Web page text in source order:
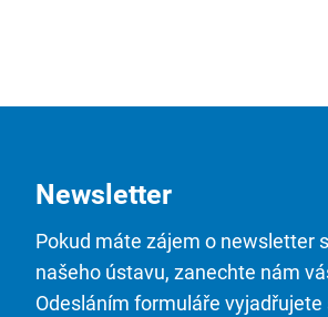
Newsletter
Pokud máte zájem o newsletter
našeho ústavu, zanechte nám
Odesláním formuláře vyjadřujete